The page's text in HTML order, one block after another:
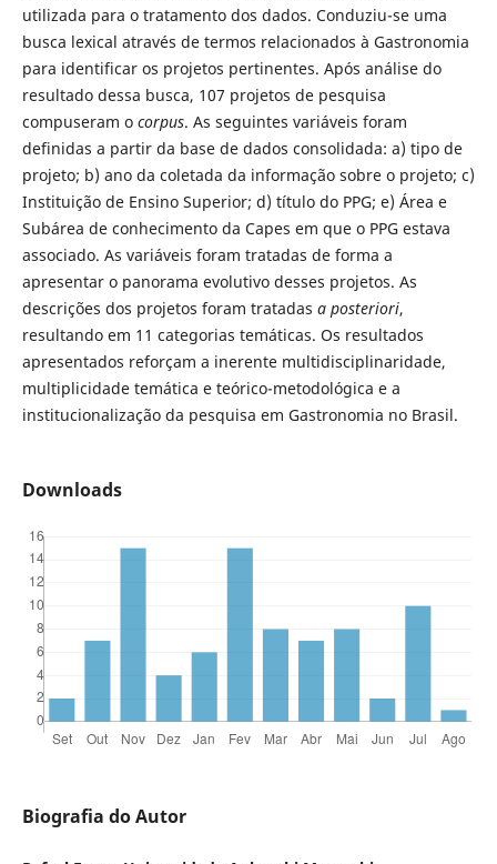
utilizada para o tratamento dos dados. Conduziu-se uma
busca lexical através de termos relacionados à Gastronomia
para identificar os projetos pertinentes. Após análise do
resultado dessa busca, 107 projetos de pesquisa
compuseram o corpus. As seguintes variáveis foram
definidas a partir da base de dados consolidada: a) tipo de
projeto; b) ano da coletada da informação sobre o projeto; c)
Instituição de Ensino Superior; d) título do PPG; e) Área e
Subárea de conhecimento da Capes em que o PPG estava
associado. As variáveis foram tratadas de forma a
apresentar o panorama evolutivo desses projetos. As
descrições dos projetos foram tratadas a posteriori,
resultando em 11 categorias temáticas. Os resultados
apresentados reforçam a inerente multidisciplinaridade,
multiplicidade temática e teórico-metodológica e a
institucionalização da pesquisa em Gastronomia no Brasil.
Downloads
Biografia do Autor